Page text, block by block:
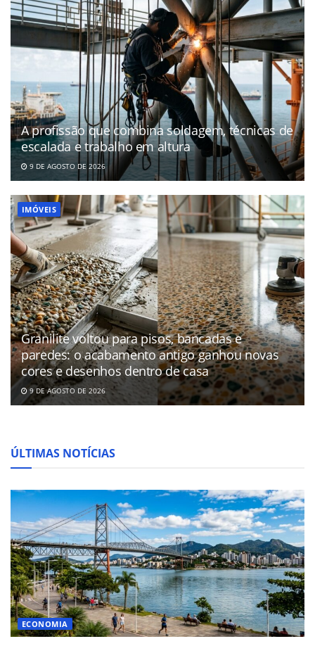
A profissão que combina soldagem, técnicas de
escalada e trabalho em altura
9 DE AGOSTO DE 2026
IMÓVEIS
Granilite voltou para pisos, bancadas e
paredes: o acabamento antigo ganhou novas
cores e desenhos dentro de casa
9 DE AGOSTO DE 2026
ÚLTIMAS NOTÍCIAS
ECONOMIA